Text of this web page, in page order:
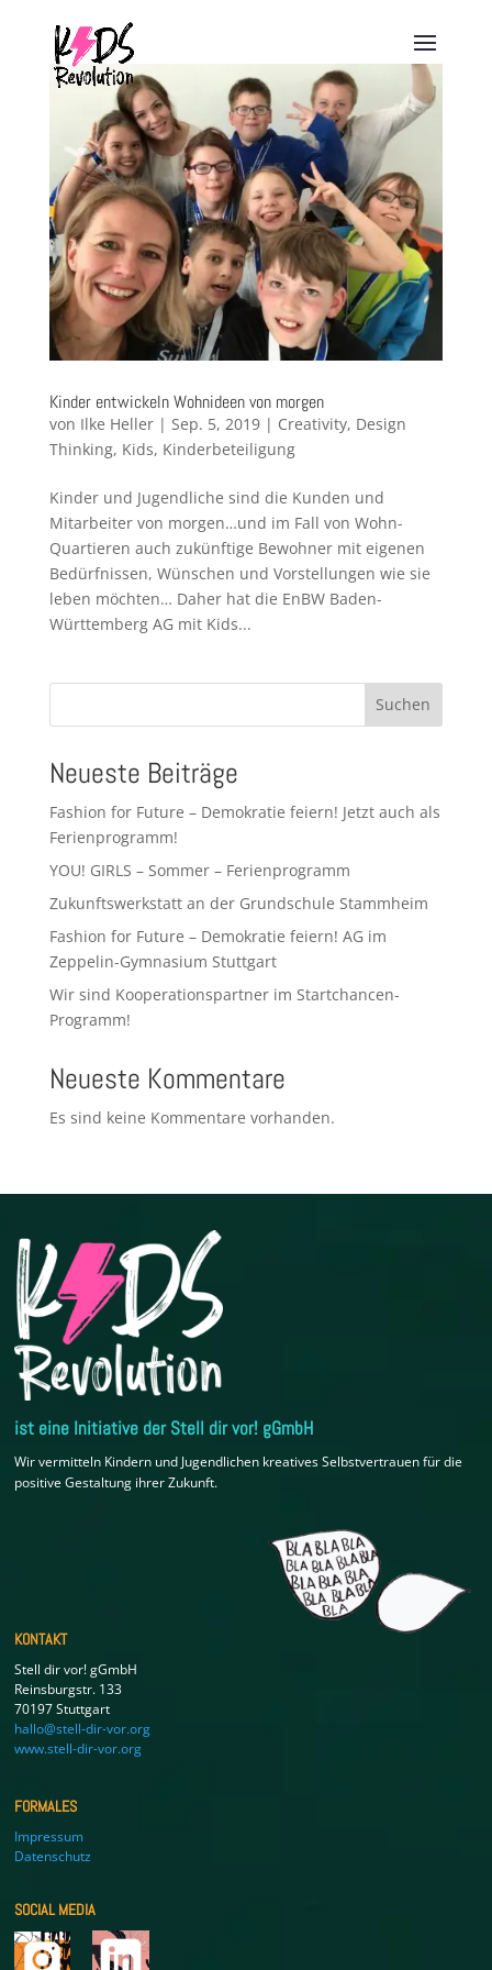
Kinder entwickeln Wohnideen von morgen
von Ilke Heller| Sep. 5, 2019| Creativity, Design
Thinking, Kids, Kinderbeteiligung
Kinder und Jugendliche sind die Kunden und
Mitarbeiter von morgen…und im Fall von Wohn-
Quartieren auch zukünftige Bewohner mit eigenen
Bedürfnissen, Wünschen und Vorstellungen wie sie
leben möchten… Daher hat die EnBW Baden-
Württemberg AG mit Kids...
Suchen
Neueste Beiträge
Fashion for Future – Demokratie feiern! Jetzt auch als
Ferienprogramm!
YOU! GIRLS – Sommer – Ferienprogramm
Zukunftswerkstatt an der Grundschule Stammheim
Fashion for Future – Demokratie feiern! AG im
Zeppelin-Gymnasium Stuttgart
Wir sind Kooperationspartner im Startchancen-
Programm!
Neueste Kommentare
Es sind keine Kommentare vorhanden.
ist eine Initiative der Stell dir vor! gGmbH
Wir vermitteln Kindern und Jugendlichen kreatives Selbstvertrauen für die
positive Gestaltung ihrer Zukunft.
KONTAKT
Stell dir vor! gGmbH
Reinsburgstr. 133
70197 Stuttgart
hallo@stell-dir-vor.org
www.stell-dir-vor.org
FORMALES
Impressum
Datenschutz
SOCIAL MEDIA